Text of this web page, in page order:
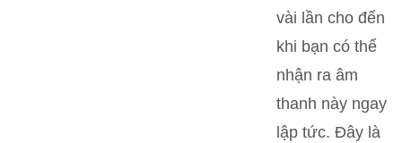
vài lần cho đến
khi bạn có thể
nhận ra âm
thanh này ngay
lập tức. Đây là